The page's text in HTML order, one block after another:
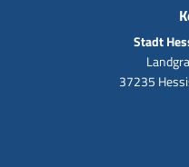
Stadt
37235